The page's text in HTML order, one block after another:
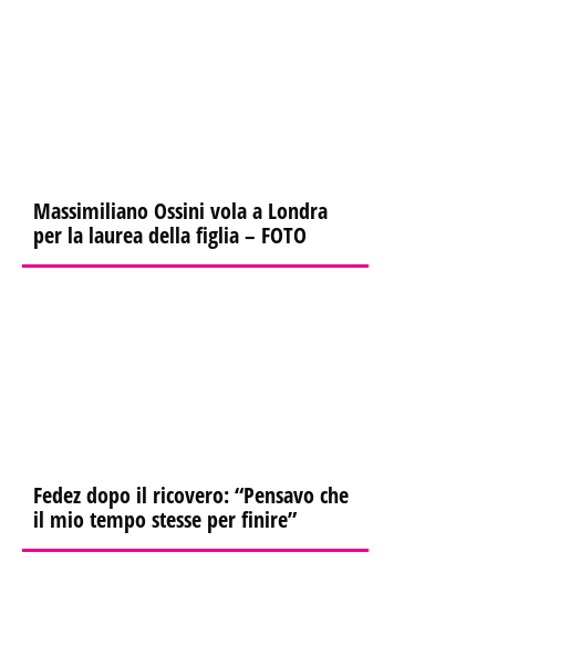
Massimiliano Ossini vola a Londra
per la laurea della figlia – FOTO
Fedez dopo il ricovero: “Pensavo che
il mio tempo stesse per finire”